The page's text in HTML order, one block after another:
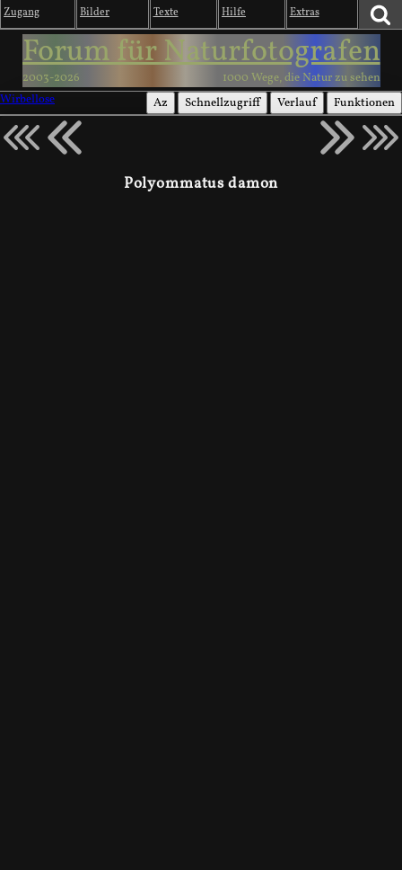
Zugang Bilder Texte Hilfe Extras
Forum für Naturfotografen
2003-2026
1000 Wege, die Natur zu sehen
Wirbellose
Az Schnellzugriff Verlauf Funktionen
Polyommatus damon